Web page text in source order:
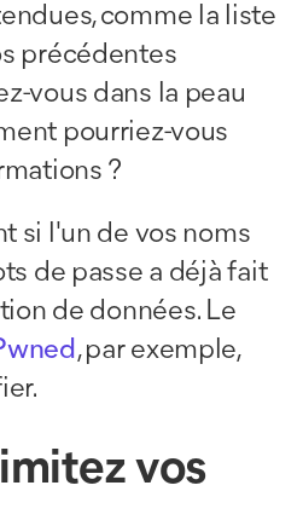
comme la liste
précédentes
vous dans la peau
pourriez-vous
?
si l'un de vos noms
de passe a déjà fait
de données. Le
, par exemple,
vos